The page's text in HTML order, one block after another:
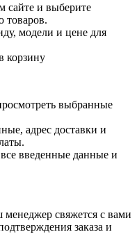
сайте и выберите
товаров.
модели и цене для
корзину
выбранные
адрес доставки и
введенные данные и
свяжется с вами
заказа и